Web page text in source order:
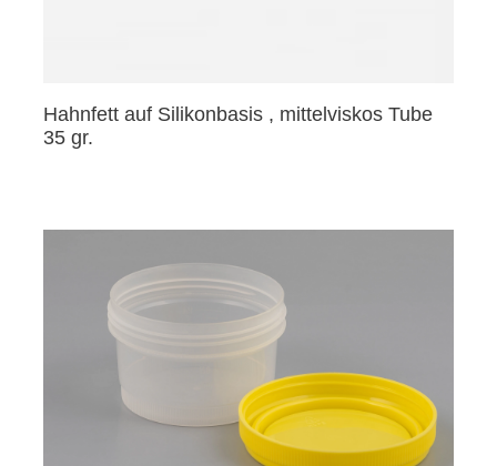
Hahnfett auf Silikonbasis , mittelviskos Tube
35 gr.